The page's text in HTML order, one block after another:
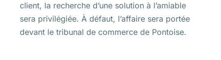
client, la recherche d’une solution à l’amiable
sera privilégiée. À défaut, l’affaire sera portée
devant le tribunal de commerce de Pontoise.